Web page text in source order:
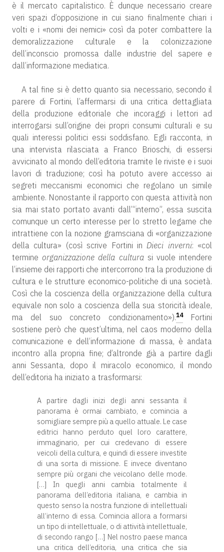
è il mercato capitalistico. È dunque necessario creare
veri spazi d’opposizione in cui siano finalmente chiari i
volti e i «nomi dei nemici» così da poter combattere la
demoralizzazione culturale e la colonizzazione
dell’inconscio promossa dalle industrie del sapere e
dall’informazione mediatica.
A tal fine si è detto quanto sia necessario, secondo il
parere di Fortini, l’affermarsi di una critica dettagliata
della produzione editoriale che incoraggi i lettori ad
interrogarsi sull’origine dei propri consumi culturali e su
quali interessi politici essi soddisfano. Egli racconta, in
una intervista rilasciata a Franco Brioschi, di essersi
avvicinato al mondo dell’editoria tramite le riviste e i suoi
lavori di traduzione; così ha potuto avere accesso ai
segreti meccanismi economici che regolano un simile
ambiente. Nonostante il rapporto con questa attività non
sia mai stato portato avanti dall’“interno”, essa suscita
comunque un certo interesse per lo stretto legame che
intrattiene con la nozione gramsciana di «organizzazione
della cultura» (così scrive Fortini inDieci inverni: «col
termineorganizzazione della culturasi vuole intendere
l’insieme dei rapporti che intercorrono tra la produzione di
cultura e le strutture economico-politiche di una società.
Così che la coscienza della organizzazione della cultura
equivale non solo a coscienza della sua storicità ideale,
ma del suo concreto condizionamento»).14Fortini
sostiene però che quest’ultima, nel caos moderno della
comunicazione e dell’informazione di massa, è andata
incontro alla propria fine; d’altronde già a partire dagli
anni Sessanta, dopo il miracolo economico, il mondo
dell’editoria ha iniziato a trasformarsi:
A partire dagli inizi degli anni sessanta il
panorama è ormai cambiato, e comincia a
somigliare sempre più a quello attuale. Le case
editrici hanno perduto quel loro carattere,
immaginario, per cui credevano di essere
veicoli della cultura, e quindi di essere investite
di una sorta di missione. E invece diventano
sempre più organi che veicolano delle mode.
[…] In quegli anni cambia totalmente il
panorama dell’editoria italiana, e cambia in
questo senso la nostra funzione di intellettuali
all’interno di essa. Comincia allora a formarsi
un tipo di intellettuale, o di attività intellettuale,
di secondo rango […] Nel nostro paese manca
una critica dell’editoria, una critica che sia